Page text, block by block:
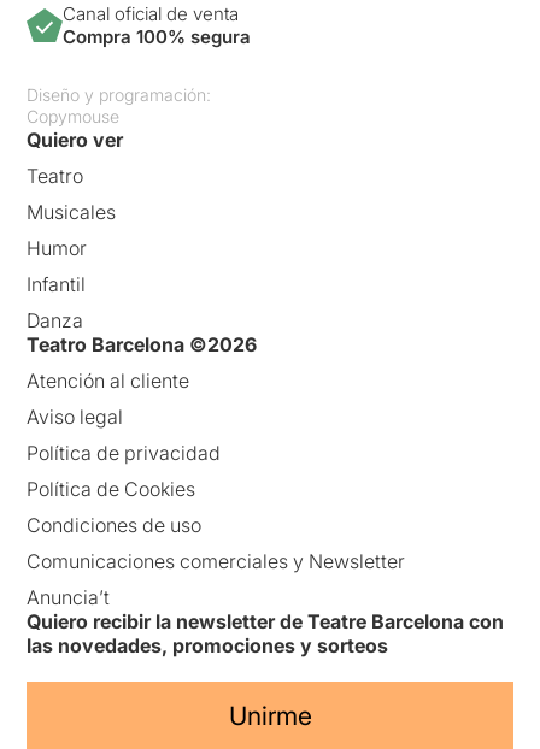
Canal oficial de venta
Compra 100% segura
Diseño y programación:
Copymouse
Quiero ver
Teatro
Musicales
Humor
Infantil
Danza
Teatro Barcelona ©2026
Atención al cliente
Aviso legal
Política de privacidad
Política de Cookies
Condiciones de uso
Comunicaciones comerciales y Newsletter
Anuncia’t
Quiero recibir la newsletter de Teatre Barcelona con
las novedades, promociones y sorteos
Unirme